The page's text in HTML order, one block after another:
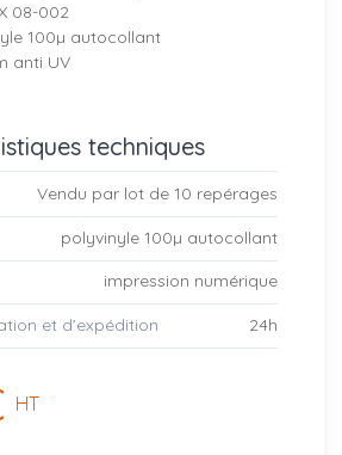
08-002
100µ autocollant
anti UV
techniques
Vendu par lot de 10 repérages
polyvinyle 100µ autocollant
impression numérique
et d’expédition 24h
HT